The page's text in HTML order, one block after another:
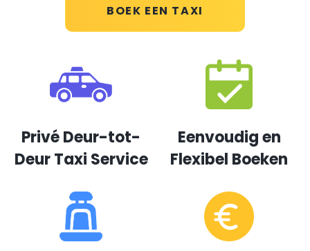
BOEK EEN TAXI
Privé Deur-tot-
Deur Taxi Service
Eenvoudig en
Flexibel Boeken